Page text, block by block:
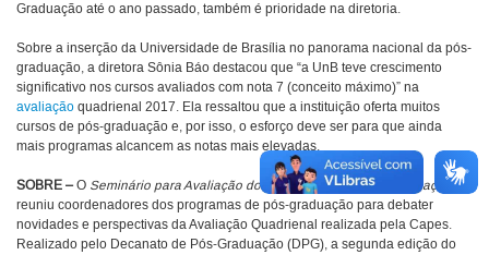
Graduação até o ano passado, também é prioridade na diretoria.
Sobre a inserção da Universidade de Brasília no panorama nacional da pós-
graduação, a diretora Sônia Báo destacou que “a UnB teve crescimento
significativo nos cursos avaliados com nota 7 (conceito máximo)” na
avaliação quadrienal 2017. Ela ressaltou que a instituição oferta muitos
cursos de pós-graduação e, por isso, o esforço deve ser para que ainda
mais programas alcancem as notas mais elevadas.
SOBRE –O Seminário para Avaliação dos Programas de Pós-Graduação
reuniu coordenadores dos programas de pós-graduação para debater
novidades e perspectivas da Avaliação Quadrienal realizada pela Capes.
Realizado pelo Decanato de Pós-Graduação (DPG), a segunda edição do